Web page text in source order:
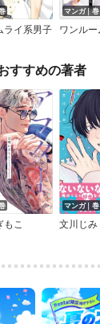
ライ系男子
マンガ｜巻
すすめの著者
もこ
マンガ｜巻
文川じみ